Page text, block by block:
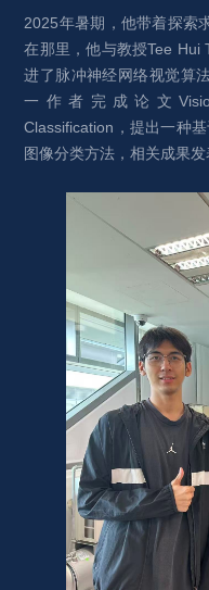
2025年暑期，他带着探索
在那里，他与教授Tee Hui
进了脉冲神经网络视觉算
一作者完成论文
Classification，提出一种
图像分类方法，相关成果